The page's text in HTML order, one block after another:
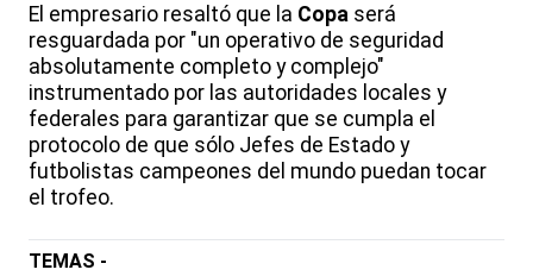
El empresario resaltó que la Copa será
resguardada por "un operativo de seguridad
absolutamente completo y complejo"
instrumentado por las autoridades locales y
federales para garantizar que se cumpla el
protocolo de que sólo Jefes de Estado y
futbolistas campeones del mundo puedan tocar
el trofeo.
TEMAS -